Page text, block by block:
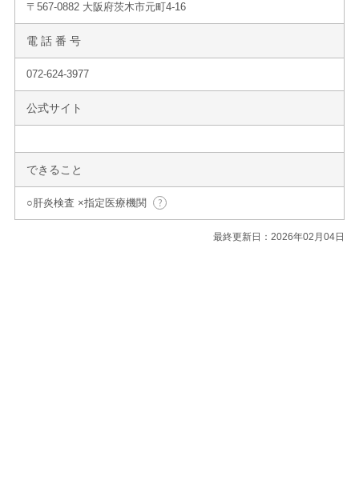
〒567-0882 大阪府茨木市元町4-16
電 話 番 号
072-624-3977
公式サイト
できること
○肝炎検査 ×指定医療機関
最終更新日：2026年02月04日